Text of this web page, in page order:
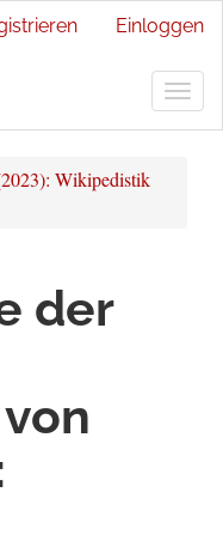
Einloggen
Wikipedistik
der